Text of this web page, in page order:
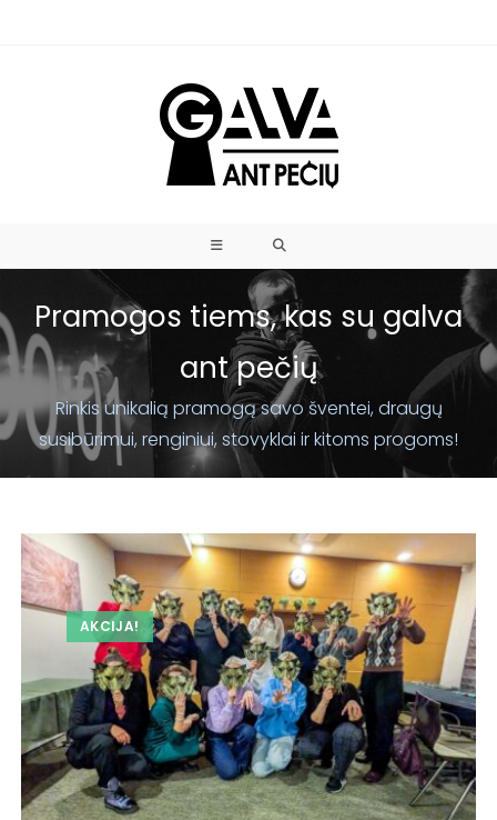
Pramogos tiems, kas su galva
ant pečių
Rinkis unikalią pramogą savo šventei, draugų
susibūrimui, renginiui, stovyklai ir kitoms progoms!
AKCIJA!